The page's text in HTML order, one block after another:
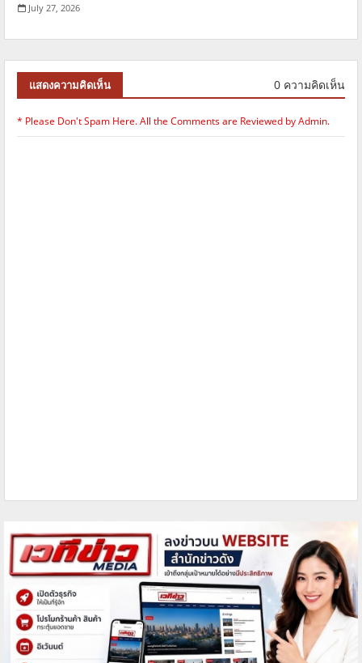
July 27, 2026
แสดงความคิดเห็น 0 ความคิดเห็น
* Please Don't Spam Here. All the Comments are Reviewed by Admin.